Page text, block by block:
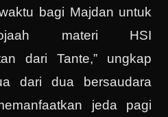
bagi Majdan untuk
materi HSI
dari Tante,” ungkap
dari dua bersaudara
jeda pagi